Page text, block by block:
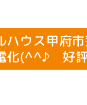
ハウス甲府
化(^^♪ 好